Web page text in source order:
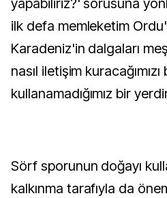
yapabiliriz?' sorusuna
ilk defa memleketim
Karadeniz'in dalgaları
nasıl iletişim
kullanamadığımız bir
Sörf sporunun doğayı
kalkınma tarafıyla da